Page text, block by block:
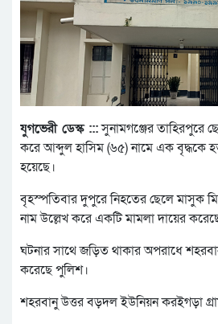
যুগভেরী ডেস্ক :::সুনামগঞ্জের তাহিরপুরে
করে আব্দুল হাসিম (৬৫) নামে এক বৃদ্ধকে
হয়েছে।
বৃহস্পতিবার দুপুরে নিহতের ছেলে মাসুক
নাম উল্লেখ করে একটি মামলা দায়ের
ঘটনার সাথে জড়িত থাকার অপরাধে
করেছে পুলিশ।
শহরবানু উত্তর বড়দল ইউনিয়ন করইগড়া